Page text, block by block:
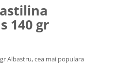
140 gr
Albastru, cea mai populara